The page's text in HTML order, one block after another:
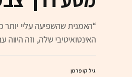
“האמנית שהשפיעה עליי יותר
האינטואיטיבי שלה, וזה היווה
גיל קופרמן